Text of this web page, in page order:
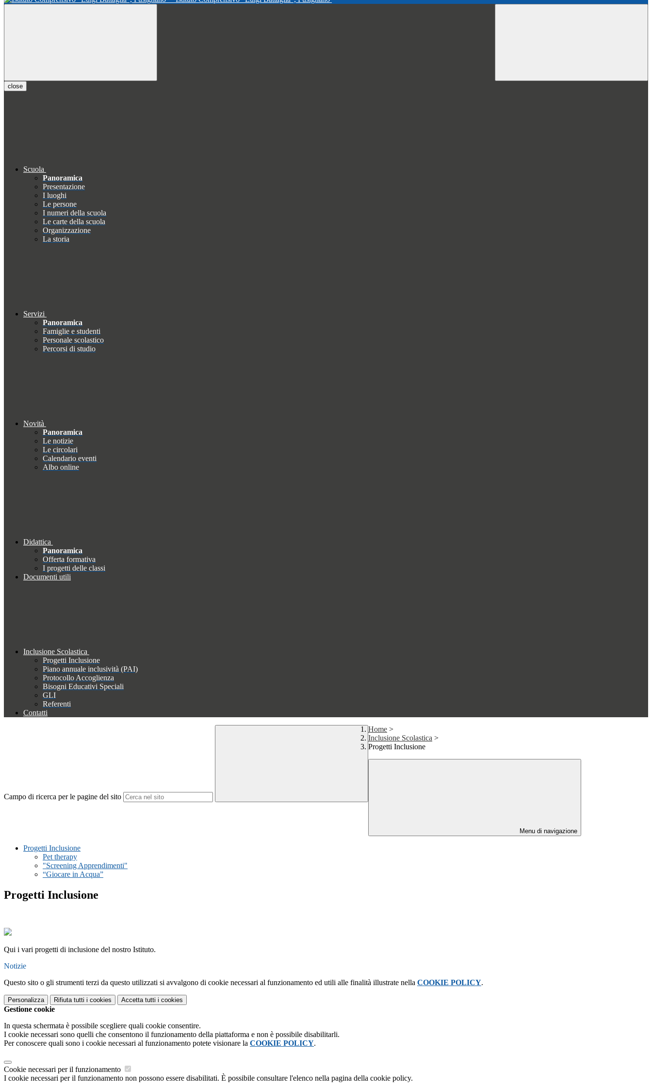
close
Scuola
Panoramica
Presentazione
I luoghi
Le persone
I numeri della scuola
Le carte della scuola
Organizzazione
La storia
Servizi
Panoramica
Famiglie e studenti
Personale scolastico
Percorsi di studio
Novità
Panoramica
Le notizie
Le circolari
Calendario eventi
Albo online
Didattica
Panoramica
Offerta formativa
I progetti delle classi
Documenti utili
Inclusione Scolastica
Progetti Inclusione
Piano annuale inclusività (PAI)
Protocollo Accoglienza
Bisogni Educativi Speciali
GLI
Referenti
Contatti
Campo di ricerca per le pagine del sito
Home >
Inclusione Scolastica >
Progetti Inclusione
Menu di navigazione
Progetti Inclusione
Pet therapy
"Screening Apprendimenti"
“Giocare in Acqua”
Progetti Inclusione
Qui i vari progetti di inclusione del nostro Istituto.
Notizie
Questo sito o gli strumenti terzi da questo utilizzati si avvalgono di cookie necessari al funzionamento ed utili alle finalità illustrate nella COOKIE POLICY.
Personalizza Rifiuta tutti i cookies Accetta tutti i cookies
Gestione cookie
In questa schermata è possibile scegliere quali cookie consentire.
I cookie necessari sono quelli che consentono il funzionamento della piattaforma e non è possibile disabilitarli.
Per conoscere quali sono i cookie necessari al funzionamento potete visionare la COOKIE POLICY.
Cookie necessari per il funzionamento
I cookie necessari per il funzionamento non possono essere disabilitati. È possibile consultare l'elenco nella pagina della cookie policy.